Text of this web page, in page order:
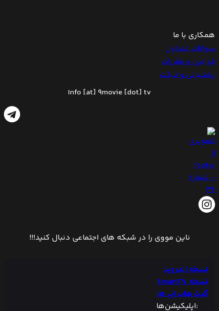
همکاری با ما
سوالات متداول
قوانین و مقررات
پشتیبانی و تیکت
Info [at] 9movie [dot] tv
ناین مووی را در شبکه های اجتماعی دنبال کنید!!!
نسخه اندروید
نسخه SmartTV
گیت هاب اپ ها
:اپلیکیشن‌ها